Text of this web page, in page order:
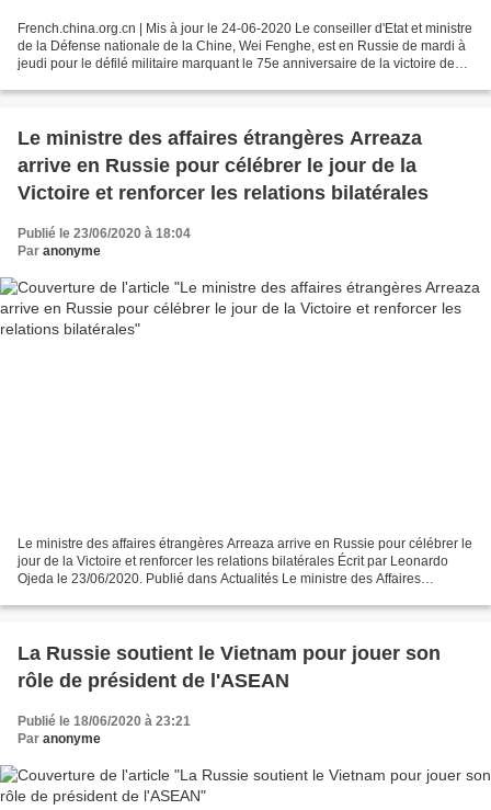
French.china.org.cn | Mis à jour le 24-06-2020 Le conseiller d'Etat et ministre
de la Défense nationale de la Chine, Wei Fenghe, est en Russie de mardi à
jeudi pour le défilé militaire marquant le 75e anniversaire de la victoire de
Le ministre des affaires étrangères Arreaza
arrive en Russie pour célébrer le jour de la
Victoire et renforcer les relations bilatérales
Publié le 23/06/2020 à 18:04
Par anonyme
Le ministre des affaires étrangères Arreaza arrive en Russie pour célébrer le
jour de la Victoire et renforcer les relations bilatérales Écrit par Leonardo
Ojeda le 23/06/2020. Publié dans Actualités Le ministre des Affaires
La Russie soutient le Vietnam pour jouer son
rôle de président de l'ASEAN
Publié le 18/06/2020 à 23:21
Par anonyme